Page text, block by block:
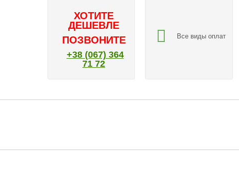
ХОТИТЕ
ДЕШЕВЛЕ
ПОЗВОНИТЕ
+38 (067) 364
71 72
Все виды оплат